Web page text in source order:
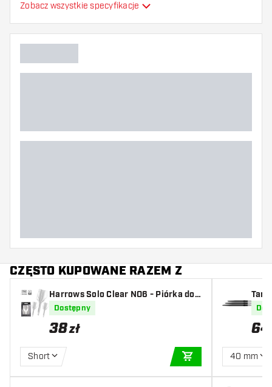
Dodatkowe kolory
Zobacz wszystkie specyfikacje
CZĘSTO KUPOWANE RAZEM Z
Harrows Solo Clear NO6 - Piórka do
Darta
Dostępny
38zł
Short
DODAJ DO
64
40 mm